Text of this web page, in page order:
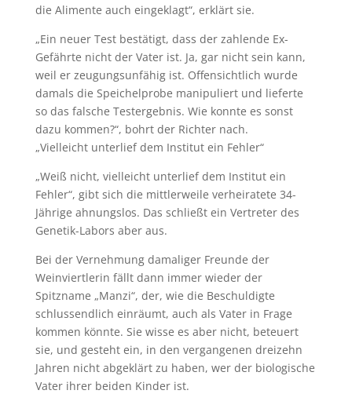
die Alimente auch eingeklagt“, erklärt sie.
„Ein neuer Test bestätigt, dass der zahlende Ex-
Gefährte nicht der Vater ist. Ja, gar nicht sein kann,
weil er zeugungsunfähig ist. Offensichtlich wurde
damals die Speichelprobe manipuliert und lieferte
so das falsche Testergebnis. Wie konnte es sonst
dazu kommen?“, bohrt der Richter nach.
„Vielleicht unterlief dem Institut ein Fehler“
„Weiß nicht, vielleicht unterlief dem Institut ein
Fehler“, gibt sich die mittlerweile verheiratete 34-
Jährige ahnungslos. Das schließt ein Vertreter des
Genetik-Labors aber aus.
Bei der Vernehmung damaliger Freunde der
Weinviertlerin fällt dann immer wieder der
Spitzname „Manzi“, der, wie die Beschuldigte
schlussendlich einräumt, auch als Vater in Frage
kommen könnte. Sie wisse es aber nicht, beteuert
sie, und gesteht ein, in den vergangenen dreizehn
Jahren nicht abgeklärt zu haben, wer der biologische
Vater ihrer beiden Kinder ist.